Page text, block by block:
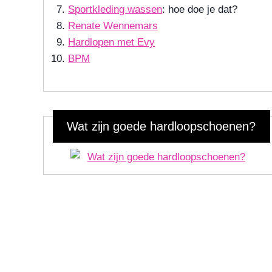
Sportkleding wassen: hoe doe je dat?
Renate Wennemars
Hardlopen met Evy
BPM
Wat zijn goede hardloopschoenen?